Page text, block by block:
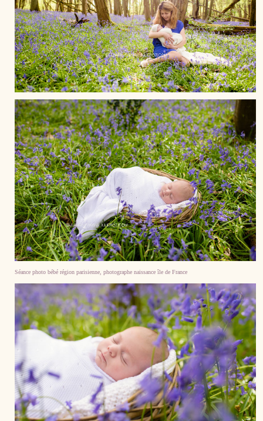
Séance photo bébé région parisienne, photographe naissance île de France